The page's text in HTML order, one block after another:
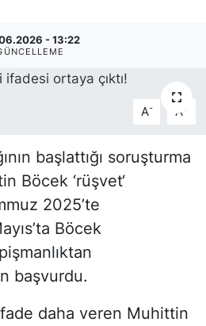
- 13:22
A- A +
başlattığı soruşturma
Böcek ‘rüşvet‘
2025’te
Böcek
başvurdu.
daha veren Muhittin